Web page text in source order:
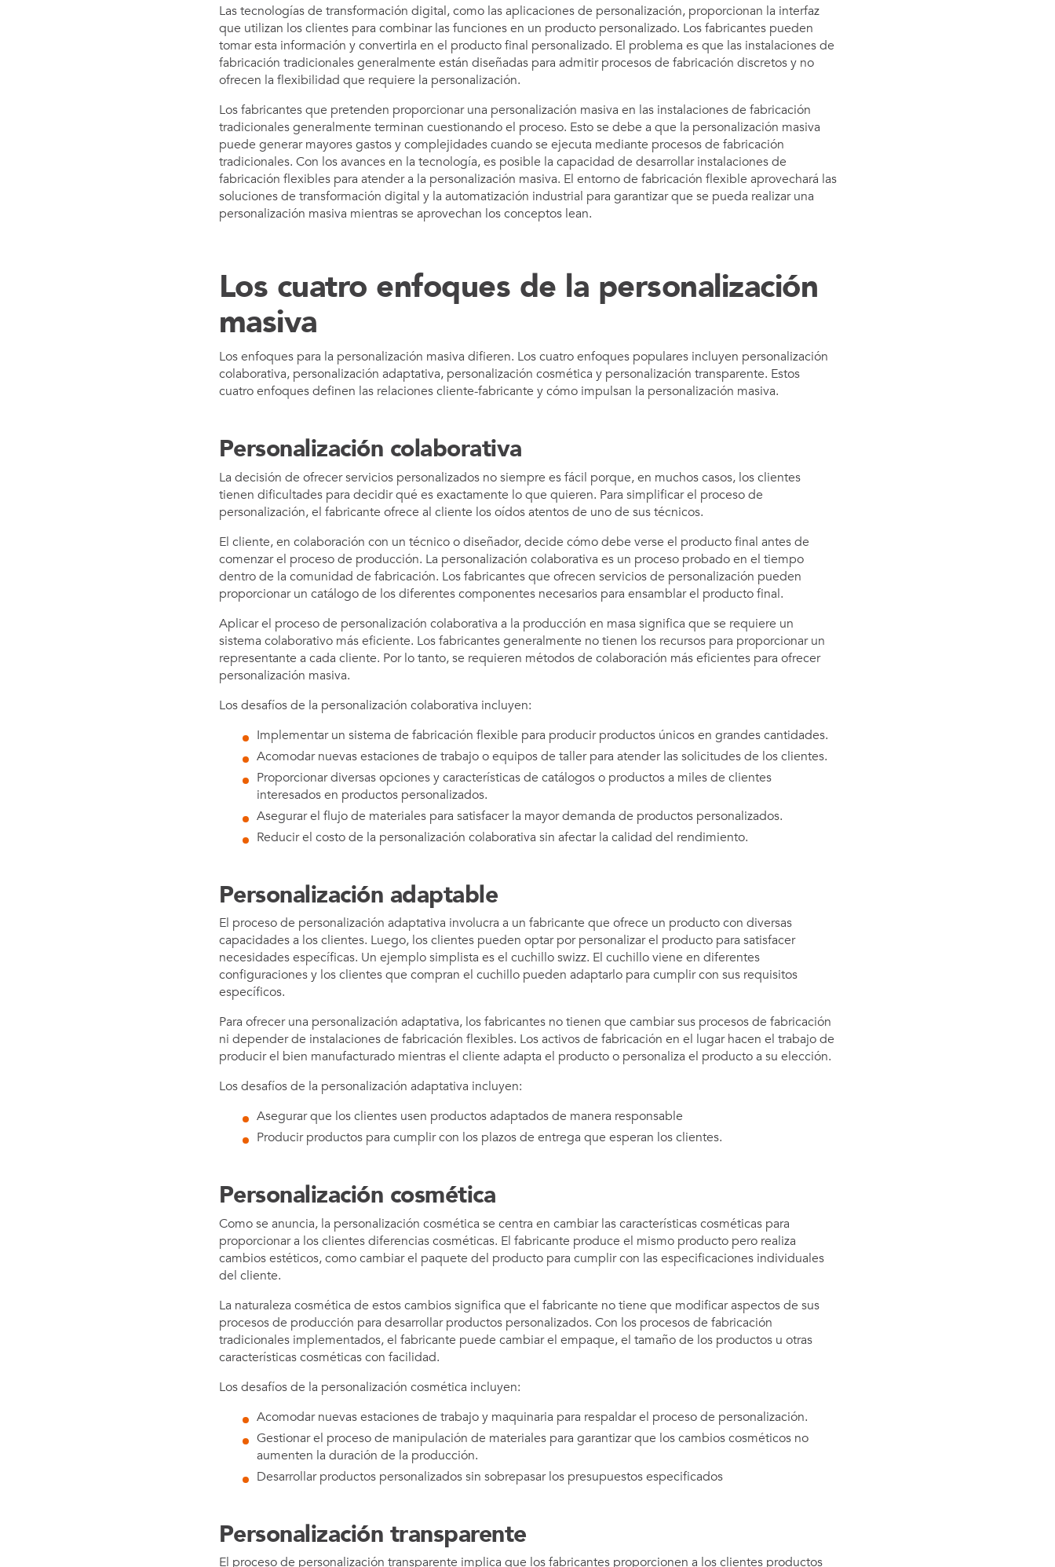
Las tecnologías de transformación digital, como las aplicaciones de personalización, proporcionan la interfaz
que utilizan los clientes para combinar las funciones en un producto personalizado. Los fabricantes pueden
tomar esta información y convertirla en el producto final personalizado. El problema es que las instalaciones de
fabricación tradicionales generalmente están diseñadas para admitir procesos de fabricación discretos y no
ofrecen la flexibilidad que requiere la personalización.
Los fabricantes que pretenden proporcionar una personalización masiva en las instalaciones de fabricación
tradicionales generalmente terminan cuestionando el proceso. Esto se debe a que la personalización masiva
puede generar mayores gastos y complejidades cuando se ejecuta mediante procesos de fabricación
tradicionales. Con los avances en la tecnología, es posible la capacidad de desarrollar instalaciones de
fabricación flexibles para atender a la personalización masiva. El entorno de fabricación flexible aprovechará las
soluciones de transformación digital y la automatización industrial para garantizar que se pueda realizar una
personalización masiva mientras se aprovechan los conceptos lean.
Los cuatro enfoques de la personalización
masiva
Los enfoques para la personalización masiva difieren. Los cuatro enfoques populares incluyen personalización
colaborativa, personalización adaptativa, personalización cosmética y personalización transparente. Estos
cuatro enfoques definen las relaciones cliente-fabricante y cómo impulsan la personalización masiva.
Personalización colaborativa
La decisión de ofrecer servicios personalizados no siempre es fácil porque, en muchos casos, los clientes
tienen dificultades para decidir qué es exactamente lo que quieren. Para simplificar el proceso de
personalización, el fabricante ofrece al cliente los oídos atentos de uno de sus técnicos.
El cliente, en colaboración con un técnico o diseñador, decide cómo debe verse el producto final antes de
comenzar el proceso de producción. La personalización colaborativa es un proceso probado en el tiempo
dentro de la comunidad de fabricación. Los fabricantes que ofrecen servicios de personalización pueden
proporcionar un catálogo de los diferentes componentes necesarios para ensamblar el producto final.
Aplicar el proceso de personalización colaborativa a la producción en masa significa que se requiere un
sistema colaborativo más eficiente. Los fabricantes generalmente no tienen los recursos para proporcionar un
representante a cada cliente. Por lo tanto, se requieren métodos de colaboración más eficientes para ofrecer
personalización masiva.
Los desafíos de la personalización colaborativa incluyen:
Implementar un sistema de fabricación flexible para producir productos únicos en grandes cantidades.
Acomodar nuevas estaciones de trabajo o equipos de taller para atender las solicitudes de los clientes.
Proporcionar diversas opciones y características de catálogos o productos a miles de clientes
interesados en productos personalizados.
Asegurar el flujo de materiales para satisfacer la mayor demanda de productos personalizados.
Reducir el costo de la personalización colaborativa sin afectar la calidad del rendimiento.
Personalización adaptable
El proceso de personalización adaptativa involucra a un fabricante que ofrece un producto con diversas
capacidades a los clientes. Luego, los clientes pueden optar por personalizar el producto para satisfacer
necesidades específicas. Un ejemplo simplista es el cuchillo swizz. El cuchillo viene en diferentes
configuraciones y los clientes que compran el cuchillo pueden adaptarlo para cumplir con sus requisitos
específicos.
Para ofrecer una personalización adaptativa, los fabricantes no tienen que cambiar sus procesos de fabricación
ni depender de instalaciones de fabricación flexibles. Los activos de fabricación en el lugar hacen el trabajo de
producir el bien manufacturado mientras el cliente adapta el producto o personaliza el producto a su elección.
Los desafíos de la personalización adaptativa incluyen:
Asegurar que los clientes usen productos adaptados de manera responsable
Producir productos para cumplir con los plazos de entrega que esperan los clientes.
Personalización cosmética
Como se anuncia, la personalización cosmética se centra en cambiar las características cosméticas para
proporcionar a los clientes diferencias cosméticas. El fabricante produce el mismo producto pero realiza
cambios estéticos, como cambiar el paquete del producto para cumplir con las especificaciones individuales
del cliente.
La naturaleza cosmética de estos cambios significa que el fabricante no tiene que modificar aspectos de sus
procesos de producción para desarrollar productos personalizados. Con los procesos de fabricación
tradicionales implementados, el fabricante puede cambiar el empaque, el tamaño de los productos u otras
características cosméticas con facilidad.
Los desafíos de la personalización cosmética incluyen:
Acomodar nuevas estaciones de trabajo y maquinaria para respaldar el proceso de personalización.
Gestionar el proceso de manipulación de materiales para garantizar que los cambios cosméticos no
aumenten la duración de la producción.
Desarrollar productos personalizados sin sobrepasar los presupuestos especificados
Personalización transparente
El proceso de personalización transparente implica que los fabricantes proporcionen a los clientes productos